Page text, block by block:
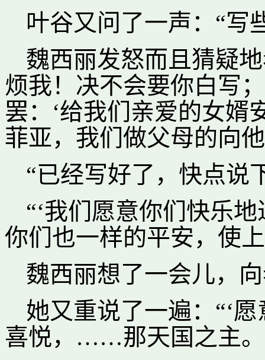
叶谷又问了一声：“写
魏西丽发怒而且猜疑
烦我！决不会要你白写
罢：‘给我们亲爱的女婿
菲亚，我们做父母的向
“已经写好了，快点说
“‘我们愿意你们快乐
你们也一样的平安，使
魏西丽想了一会儿，
她又重说了一遍：“‘
喜悦，……那天国之主。